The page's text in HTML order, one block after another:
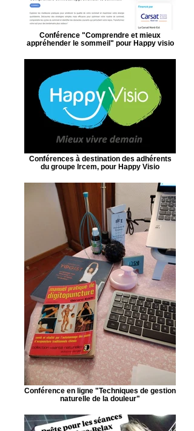
Conférence "Comprendre et mieux
appréhender le sommeil" pour Happy visio
Conférences à destination des adhérents
du groupe Ircem, pour Happy Visio
Conférence en ligne "Techniques de gestion
naturelle de la douleur"